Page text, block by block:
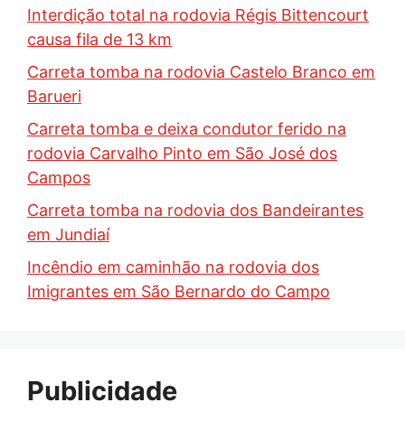
Interdição total na rodovia Régis Bittencourt
causa fila de 13 km
Carreta tomba na rodovia Castelo Branco em
Barueri
Carreta tomba e deixa condutor ferido na
rodovia Carvalho Pinto em São José dos
Campos
Carreta tomba na rodovia dos Bandeirantes
em Jundiaí
Incêndio em caminhão na rodovia dos
Imigrantes em São Bernardo do Campo
Publicidade